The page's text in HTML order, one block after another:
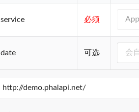
service 必须
date 可选